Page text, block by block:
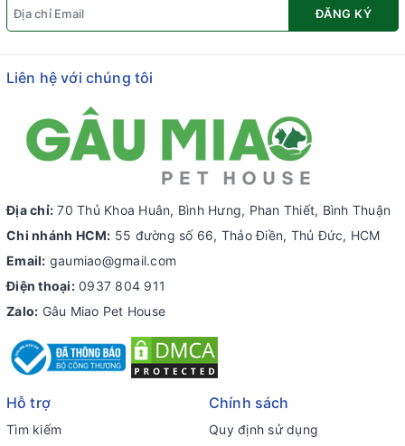
ĐĂNG KÝ
Liên hệ với chúng tôi
Địa chỉ: 70 Thủ Khoa Huân, Bình Hưng, Phan Thiết, Bình Thuận
Chi nhánh HCM: 55 đường số 66, Thảo Điền, Thủ Đức, HCM
Email: gaumiao@gmail.com
Điện thoại: 0937 804 911
Zalo: Gâu Miao Pet House
Hỗ trợ
Tìm kiếm
Chính sách
Quy định sử dụng